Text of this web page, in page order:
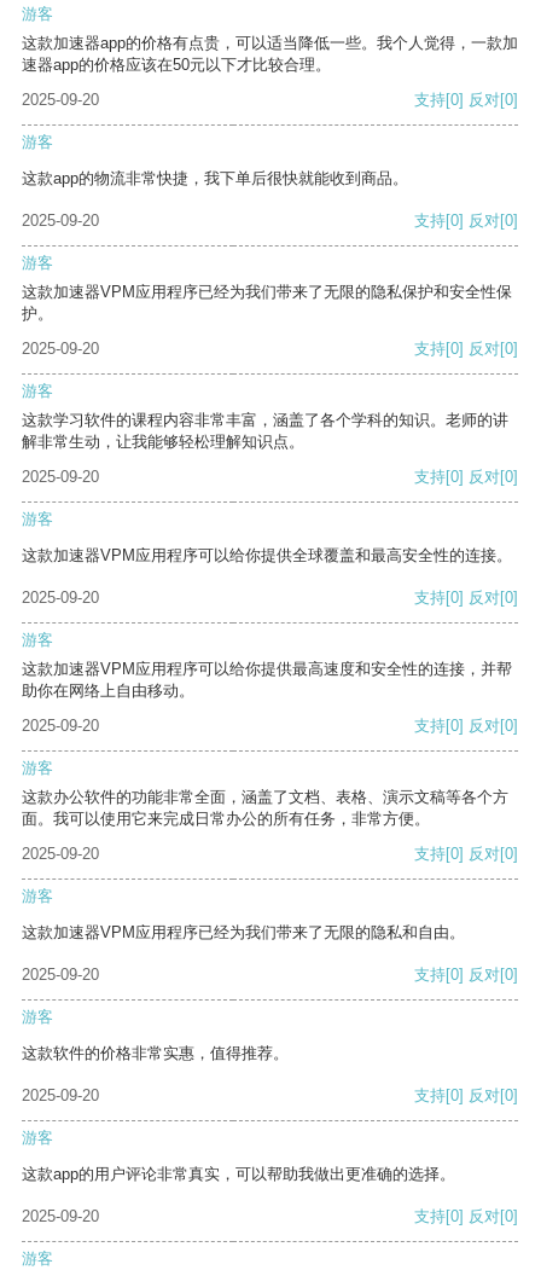
游客
这款加速器app的价格有点贵，可以适当降低一些。我个人觉得，一款加
速器app的价格应该在50元以下才比较合理。
2025-09-20
支持[0] 反对[0]
游客
这款app的物流非常快捷，我下单后很快就能收到商品。
2025-09-20 支持[0] 反对[0]
游客
这款加速器VPM应用程序已经为我们带来了无限的隐私保护和安全性保
护。
2025-09-20
支持[0] 反对[0]
游客
这款学习软件的课程内容非常丰富，涵盖了各个学科的知识。老师的讲
解非常生动，让我能够轻松理解知识点。
2025-09-20
支持[0] 反对[0]
游客
这款加速器VPM应用程序可以给你提供全球覆盖和最高安全性的连接。
2025-09-20 支持[0] 反对[0]
游客
这款加速器VPM应用程序可以给你提供最高速度和安全性的连接，并帮
助你在网络上自由移动。
2025-09-20
支持[0] 反对[0]
游客
这款办公软件的功能非常全面，涵盖了文档、表格、演示文稿等各个方
面。我可以使用它来完成日常办公的所有任务，非常方便。
2025-09-20
支持[0] 反对[0]
游客
这款加速器VPM应用程序已经为我们带来了无限的隐私和自由。
2025-09-20 支持[0] 反对[0]
游客
这款软件的价格非常实惠，值得推荐。
2025-09-20 支持[0] 反对[0]
游客
这款app的用户评论非常真实，可以帮助我做出更准确的选择。
2025-09-20 支持[0] 反对[0]
游客